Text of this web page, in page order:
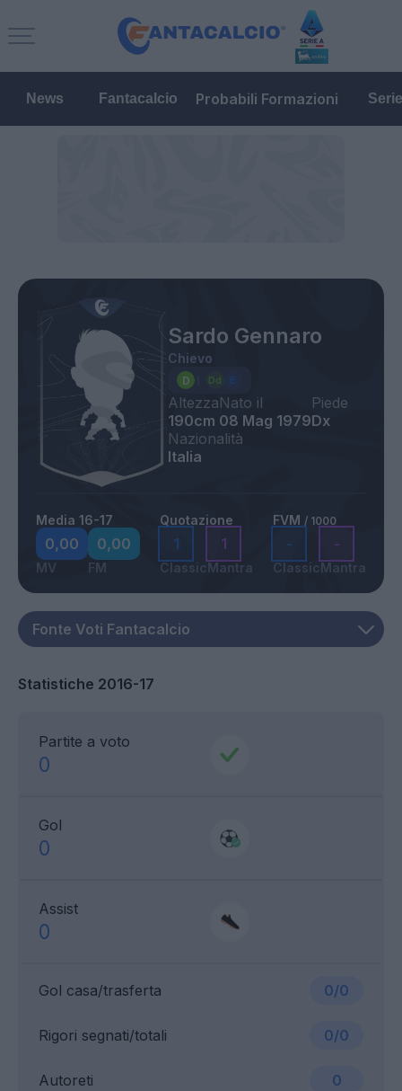
News Fantacalcio Probabili Formazioni
Sardo Gennaro
Chievo
Altezza
190cm
Nato il
08 Mag 1979
Piede
Dx
Nazionalità
Italia
Media 16-17
0,00
MV
0,00
FM
Quotazione
1
Classic
1
Mantra
FVM / 1000
-
Classic
-
Mantra
Statistiche 2016-17
Partite a voto
0
Gol
0
Assist
0
Gol casa/trasferta 0/0
Rigori segnati/totali 0/0
Autoreti 0